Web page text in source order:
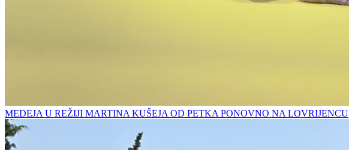
MEDEJA U REŽIJI MARTINA KUŠEJA OD PETKA PONOVNO NA LOVRIJENCU